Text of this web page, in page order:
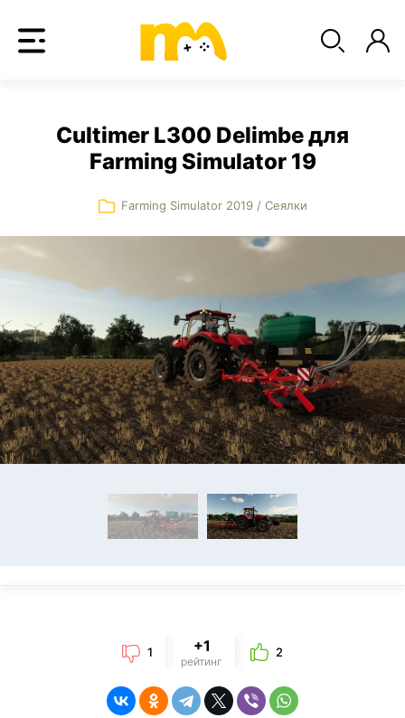
Cultimer L300 Delimbe для
Farming Simulator 19
Farming Simulator 2019 / Сеялки
1 +1
рейтинг
2